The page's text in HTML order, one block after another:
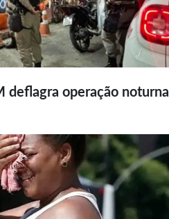
deflagra operação noturna